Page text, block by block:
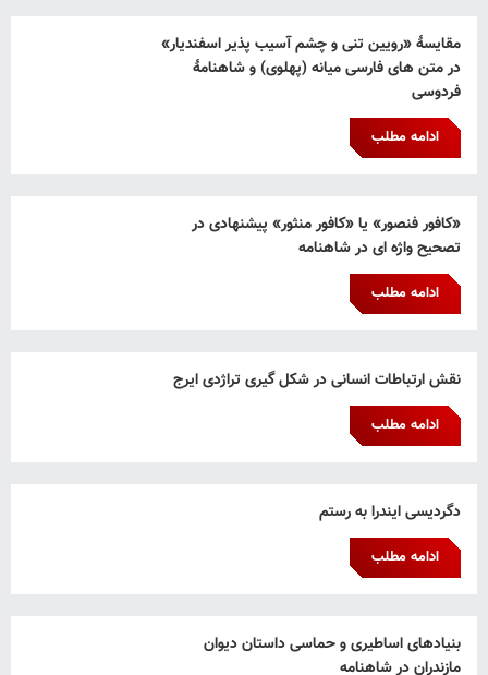
مقایسۀ «رویین تنی و چشم آسیب پذیر اسفندیار»
در متن های فارسی میانه (پهلوی) و شاهنامۀ
فردوسی
ادامه مطلب
«کافور فنصور» یا «کافور منثور» پیشنهادی در
تصحیح واژه ای در شاهنامه
ادامه مطلب
نقش ارتباطات انسانی در شکل گیری تراژدی ایرج
ادامه مطلب
دگردیسی ایندرا به رستم
ادامه مطلب
بنیادهای اساطیری و حماسی داستان دیوان
مازندران در شاهنامه